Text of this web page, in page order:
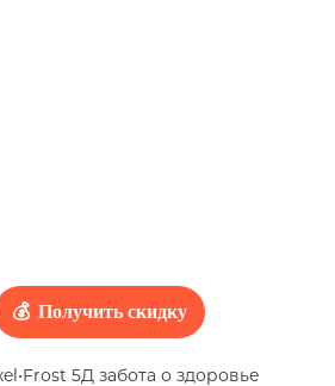
Получить скидку
5Д забота о здоровье